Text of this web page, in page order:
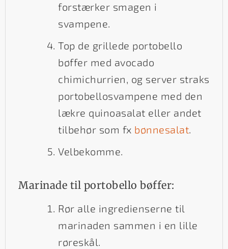
forstærker smagen i
svampene.
Top de grillede portobello
bøffer med avocado
chimichurrien, og server straks
portobellosvampene med den
lækre quinoasalat eller andet
tilbehør som fx bønnesalat.
Velbekomme.
Marinade til portobello bøffer:
Rør alle ingredienserne til
marinaden sammen i en lille
røreskål.